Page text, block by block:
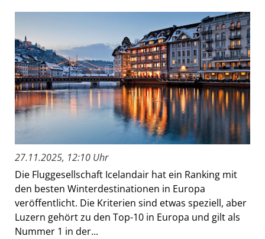
27.11.2025, 12:10 Uhr
Die Fluggesellschaft Icelandair hat ein Ranking mit
den besten Winterdestinationen in Europa
veröffentlicht. Die Kriterien sind etwas speziell, aber
Luzern gehört zu den Top-10 in Europa und gilt als
Nummer 1 in der...